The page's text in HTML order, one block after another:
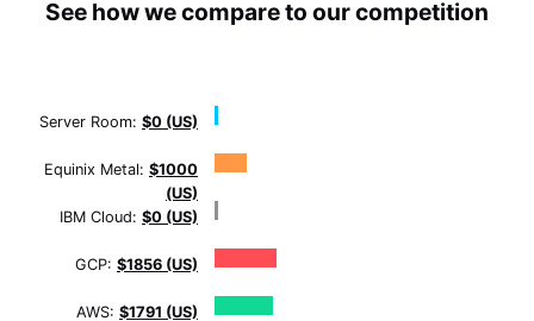
See how we compare to our competition
Server Room: $0 (US)
Equinix Metal: $1000
(US)
IBM Cloud: $0 (US)
GCP: $1856 (US)
AWS: $1791 (US)